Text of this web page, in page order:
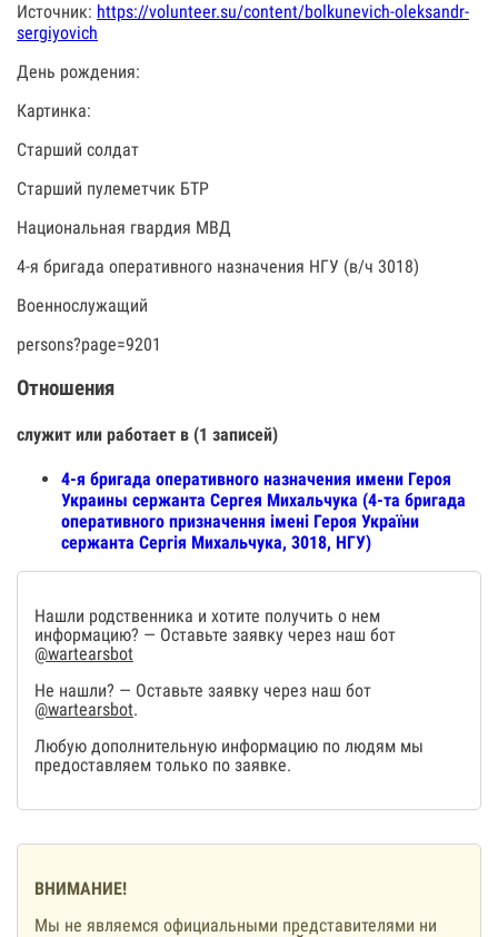
Источник: https://volunteer.su/content/bolkunevich-oleksandr-
sergiyovich
День рождения:
Картинка:
Старший солдат
Старший пулеметчик БТР
Национальная гвардия МВД
4-я бригада оперативного назначения НГУ (в/ч 3018)
Военнослужащий
persons?page=9201
Отношения
служит или работает в (1 записей)
4-я бригада оперативного назначения имени Героя
Украины сержанта Сергея Михальчука (4-та бригада
оперативного призначення імені Героя України
сержанта Сергія Михальчука, 3018, НГУ)
Нашли родственника и хотите получить о нем
информацию? — Оставьте заявку через наш бот
@wartearsbot
Не нашли? — Оставьте заявку через наш бот
@wartearsbot.
Любую дополнительную информацию по людям мы
предоставляем только по заявке.
ВНИМАНИЕ!
Мы не являемся официальными представителями ни